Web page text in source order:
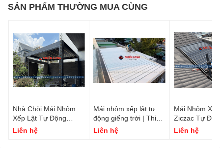
SẢN PHẨM THƯỜNG MUA CÙNG
Nhà Chòi Mái Nhôm
Xếp Lật Tự Động
4.5x5.5m Công trình
tại Bình Dương
Liên hệ
Mái nhôm xếp lật tự
động giếng trời | Thi
công trọn gói – Báo
giá 2026
Liên hệ
Mái Nhôm
Ziczac Tự
4m | Giá Tốt
Liên hệ